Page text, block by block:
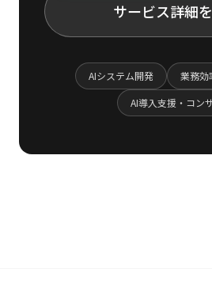
サービス詳細
AIシステム開発
業務効
AI導入支援・コン